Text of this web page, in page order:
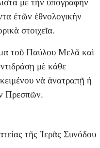
μὲ τὴν ὑπογραφὴν
ἐτῶν ἐθνολογικὴν
στοιχεῖα.
τοῦ Παύλου Μελᾶ καὶ
μὲ κάθε
νὰ ἀνατραπῇ ἡ
Πρεσπῶν.
τῆς Ἱερᾶς Συνόδου